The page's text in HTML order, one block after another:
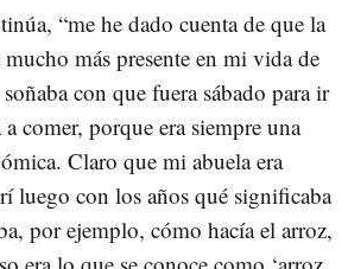
“me he dado cuenta de que la
mucho más presente en mi vida de
con que fuera sábado para ir
a comer, porque era siempre una
Claro que mi abuela era
luego con los años qué significaba
por ejemplo, cómo hacía el arroz,